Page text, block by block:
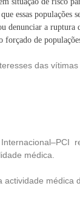
essas populações
denunciar a ruptura
de
das
médica.